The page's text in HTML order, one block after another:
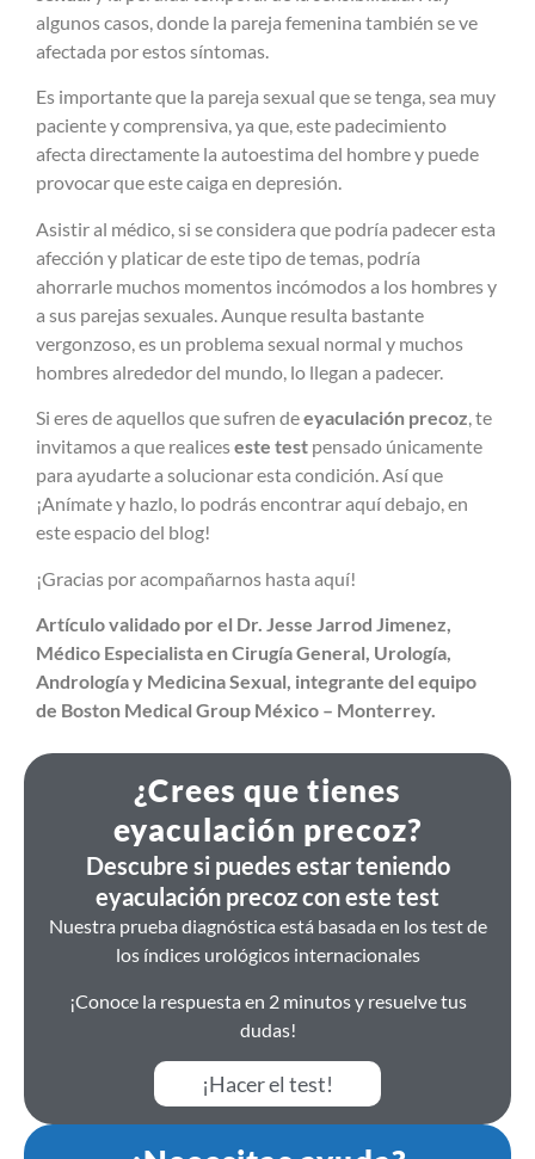
algunos casos, donde la pareja femenina también se ve
afectada por estos síntomas.
Es importante que la pareja sexual que se tenga, sea muy
paciente y comprensiva, ya que, este padecimiento
afecta directamente la autoestima del hombre y puede
provocar que este caiga en depresión.
Asistir al médico, si se considera que podría padecer esta
afección y platicar de este tipo de temas, podría
ahorrarle muchos momentos incómodos a los hombres y
a sus parejas sexuales. Aunque resulta bastante
vergonzoso, es un problema sexual normal y muchos
hombres alrededor del mundo, lo llegan a padecer.
Si eres de aquellos que sufren deeyaculación precoz, te
invitamos a que realiceseste test pensado únicamente
para ayudarte a solucionar esta condición. Así que
¡Anímate y hazlo, lo podrás encontrar aquí debajo, en
este espacio del blog!
¡Gracias por acompañarnos hasta aquí!
Artículo validado por el Dr. Jesse Jarrod Jimenez,
Médico Especialista en Cirugía General, Urología,
Andrología y Medicina Sexual, integrante del equipo
de Boston Medical Group México – Monterrey.
¿Crees que tienes
eyaculación precoz?
Descubre si puedes estar teniendo
eyaculación precoz con este test
Nuestra prueba diagnóstica está basada en los test de
los índices urológicos internacionales
¡Conoce la respuesta en 2 minutos y resuelve tus
dudas!
¡Hacer el test!